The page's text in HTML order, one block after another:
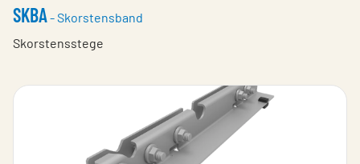
SKBA- Skorstensband
Skorstensstege